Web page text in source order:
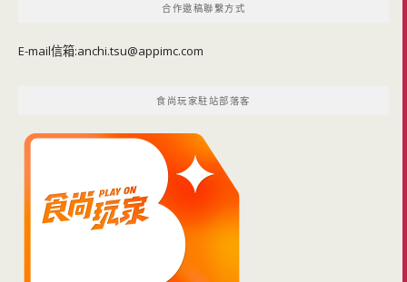
合作邀稿聯繫方式
E-mail信箱:anchi.tsu@appimc.com
食尚玩家駐站部落客